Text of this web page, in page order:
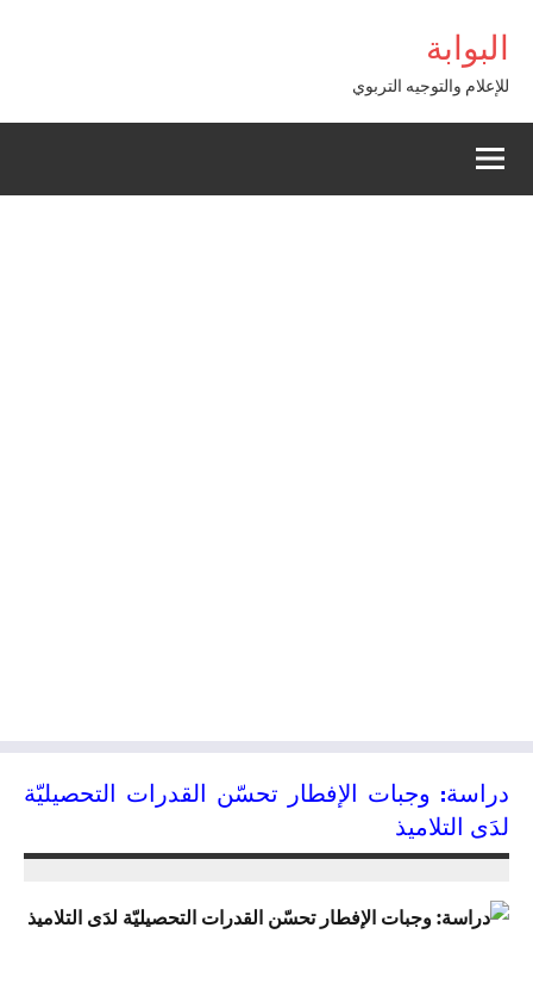
contenu
البوابة
للإعلام والتوجيه التربوي
دراسة: وجبات الإفطار تحسّن القدرات التحصيليّة
لدَى التلاميذ